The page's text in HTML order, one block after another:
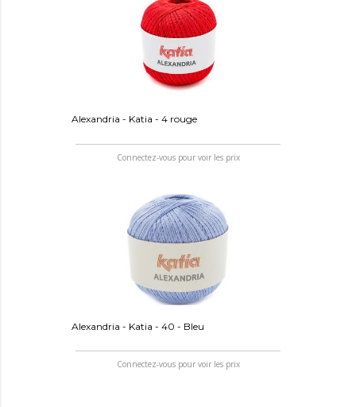
Alexandria - Katia - 4 rouge
Connectez-vous pour voir les prix
Alexandria - Katia - 40 - Bleu
Connectez-vous pour voir les prix